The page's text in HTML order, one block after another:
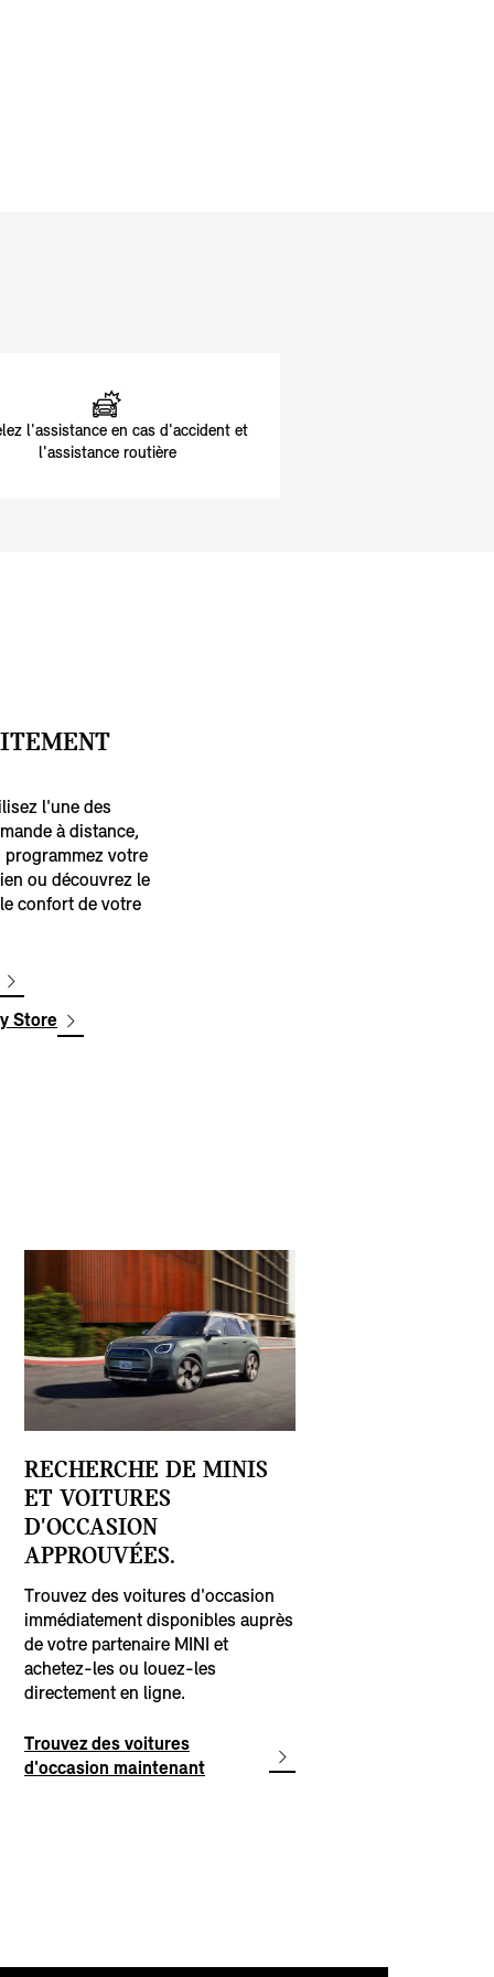
l'assistance en cas d'accident et
l'assistance routière
l'une des
à distance,
programmez votre
ou découvrez le
confort de votre
Store
RECHERCHE DE MINIS
ET VOITURES
D'OCCASION
APPROUVÉES.
Trouvez des voitures d'occasion
immédiatement disponibles auprès
de votre partenaire MINI et
achetez-les ou louez-les
directement en ligne.
Trouvez des voitures
d'occasion maintenant